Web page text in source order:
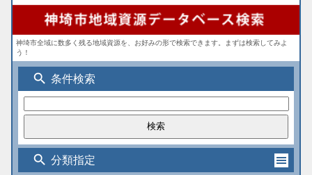
神埼市全域に数多く残る地域資源を、お好みの形で検索できます。まずは検索してみよ
う！
search 条件検索
search 分類指定